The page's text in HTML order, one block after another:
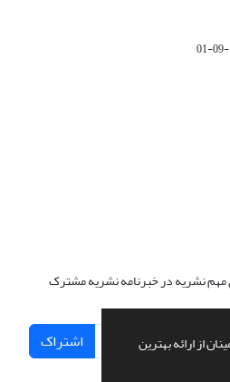
از ارائه بهترین
مهم نشریه در خبرنامه نشریه مشترک
اشتراک